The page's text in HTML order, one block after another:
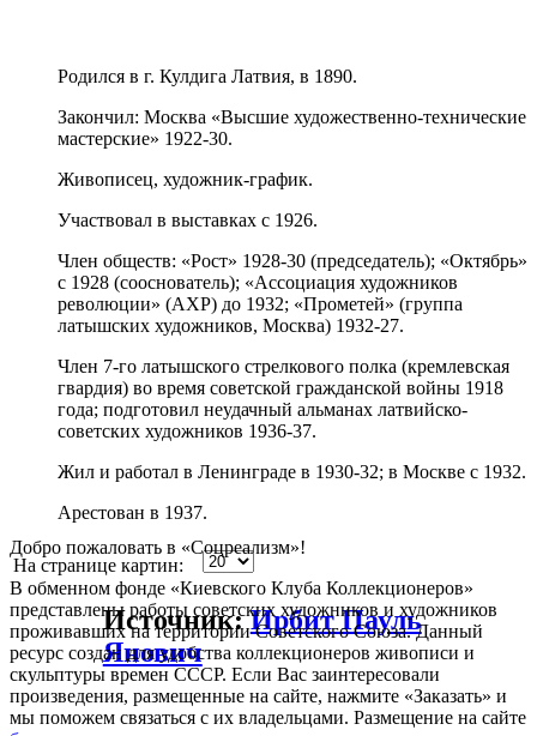
Родился в г. Кулдига Латвия, в 1890.
Закончил: Москва «Высшие художественно-технические
мастерские» 1922-30.
Живописец, художник-график.
Участвовал в выставках с 1926.
Член обществ: «Рост» 1928-30 (председатель); «Октябрь»
с 1928 (сооснователь); «Ассоциация художников
революции» (АХР) до 1932; «Прометей» (группа
латышских художников, Москва) 1932-27.
Член 7-го латышского стрелкового полка (кремлевская
гвардия) во время советской гражданской войны 1918
года; подготовил неудачный альманах латвийско-
советских художников 1936-37.
Жил и работал в Ленинграде в 1930-32; в Москве с 1932.
Арестован в 1937.
На странице картин:
Источник:Ирбит Пауль
Янович
Добро пожаловать в «Соцреализм»!
В обменном фонде «Киевского Клуба Коллекционеров»
представлены работы советских художников и художников
проживавших на территории Советского Союза. Данный
ресурс создан для удобства коллекционеров живописи и
скульптуры времен СССР. Если Вас заинтересовали
произведения, размещенные на сайте, нажмите «Заказать» и
мы поможем связаться с их владельцами. Размещение на сайте